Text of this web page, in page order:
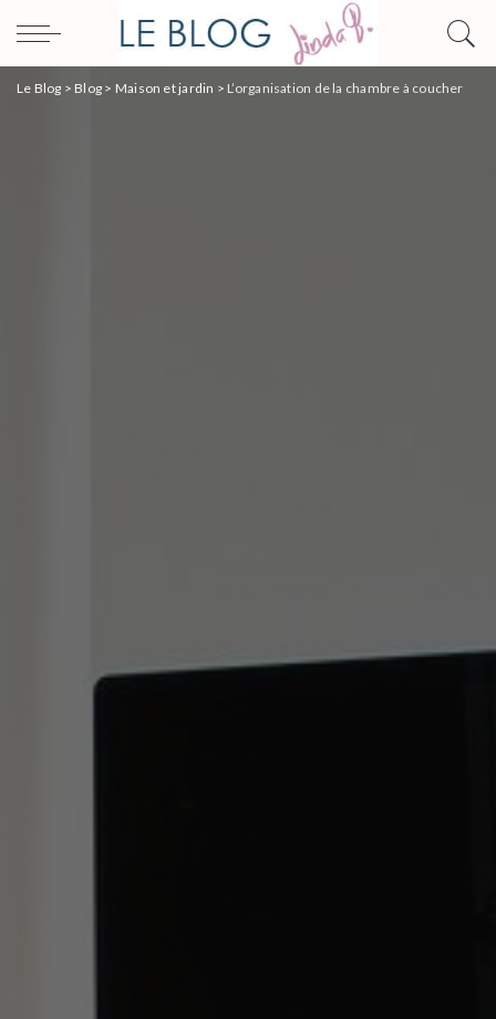
Le Blog > Blog > Maison et jardin > L’organisation de la chambre à coucher